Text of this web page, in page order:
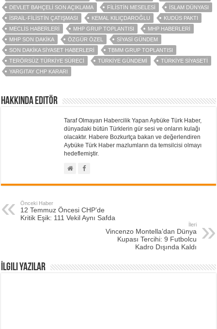
DEVLET BAHÇELI SON AÇIKLAMA
FILISTIN MESELESI
İSLAM DÜNYASI
İSRAIL-FILISTIN ÇATIŞMASI
KEMAL KILIÇDAROĞLU
KUDÜS PAKTI
MECLIS HABERLERI
MHP GRUP TOPLANTISI
MHP HABERLERI
MHP SON DAKIKA
ÖZGÜR ÖZEL
SIYASI GÜNDEM
SON DAKIKA SIYASET HABERLERI
TBMM GRUP TOPLANTISI
TERÖRSÜZ TÜRKIYE SÜRECI
TÜRKIYE GÜNDEMI
TÜRKIYE SIYASETI
YARGITAY CHP KARARI
Hakkında Editör
Taraf Olmayan Habercilik Yapan Aybüke Türk Haber,
dünyadaki bütün Türklerin gür sesi ve onların kulağı
olacaktır. Habere Bozkurtça bakan ve değerlendiren
Aybüke Türk Haber mazlumların da temsilcisi olmayı
hedeflemiştir.
Önceki Haber
12 Temmuz Öncesi CHP’de
Kritik Eşik: 111 Vekil Aynı Safda
İleri
Vincenzo Montella’dan Dünya
Kupası Tercihi: 9 Futbolcu
Kadro Dışında Kaldı
İlgili Yazılar